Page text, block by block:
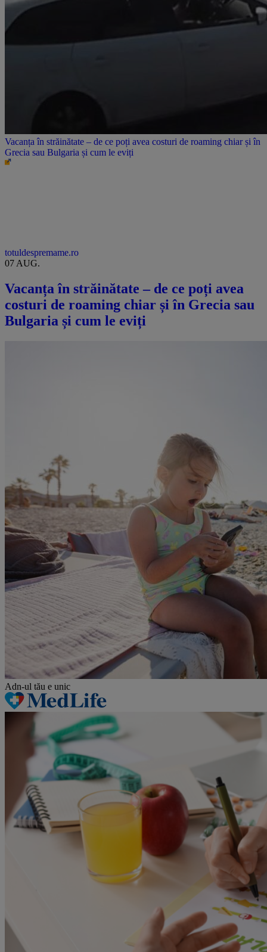
Vacanța în străinătate – de ce poți avea costuri de roaming chiar și în
Grecia sau Bulgaria și cum le eviți
totuldespremame.ro
07 AUG.
Vacanța în străinătate – de ce poți avea
costuri de roaming chiar și în Grecia sau
Bulgaria și cum le eviți
Adn-ul tău e unic